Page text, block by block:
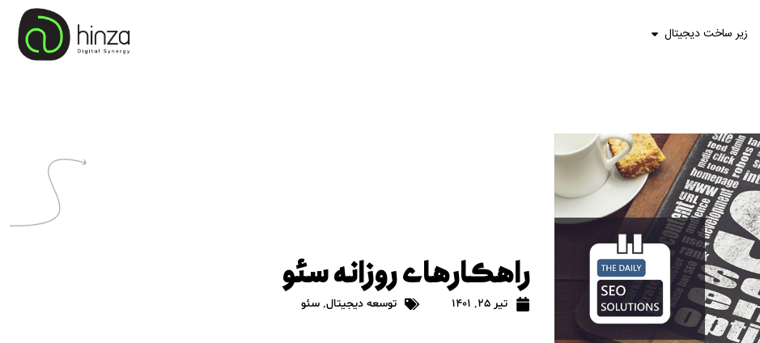
زیر ساخت دیجیتال
راهکارهای روزانه سئو
تیر 25, 1401 توسعه دیجیتال,سئو